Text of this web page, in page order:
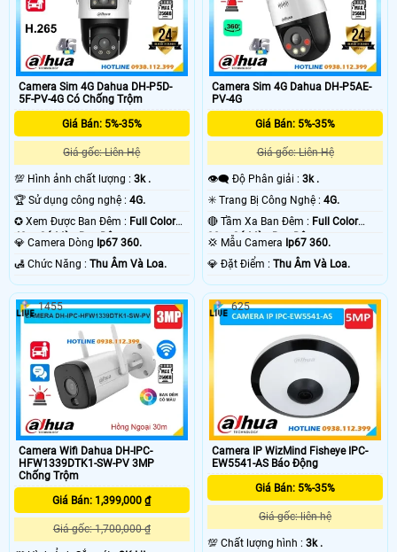
Camera Sim 4G Dahua DH-P5D-
5F-PV-4G Có Chống Trộm
Giá Bán: 5%-35%
Giá gốc: Liên Hệ
💯 Hình ảnh chất lượng : 3k .
🏆 Sử dụng công nghệ : 4G.
✪ Xem Được Ban Đêm : Full Color
40m Có Màu Ban Ðêm.
💎 Camera Dòng Ip67 360.
️🛃 Chức Năng : Thu Âm Và Loa.
Camera Sim 4G Dahua DH-P5AE-
PV-4G
Giá Bán: 5%-35%
Giá gốc: Liên Hệ
👁️‍🗨 Độ Phân giải :3k .
✳️ Trang Bị Công Nghệ :4G.
🔴 Tầm Xa Ban Đêm : Full Color
30m Có Màu Ban Ðêm.
💢 Mẫu Camera Ip67 360.
️💎 Đặt Điểm :Thu Âm Và Loa.
Camera Wifi Dahua DH-IPC-
HFW1339DTK1-SW-PV 3MP
Chống Trộm
Giá Bán: 1,399,000 ₫
Giá gốc: 1,700,000 ₫
1455
Camera IP WizMind Fisheye IPC-
EW5541-AS Báo Động
Giá Bán: 5%-35%
Giá gốc: liên hệ
💯 Chất lượng hình :3k .
625